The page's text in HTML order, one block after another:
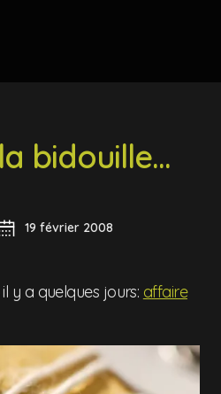
bidouille...
19 février 2008
y a quelques jours: affaire